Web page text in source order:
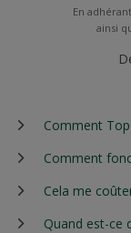
En
ainsi
Comment
Comment
Cela me
Quand est-ce